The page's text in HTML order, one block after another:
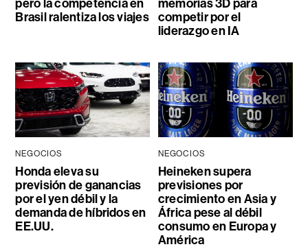
pero la competencia en
Brasil ralentiza los viajes
memorias 3D para
competir por el
liderazgo en IA
NEGOCIOS
Honda eleva su
previsión de ganancias
por el yen débil y la
demanda de híbridos en
EE.UU.
NEGOCIOS
Heineken supera
previsiones por
crecimiento en Asia y
África pese al débil
consumo en Europa y
América